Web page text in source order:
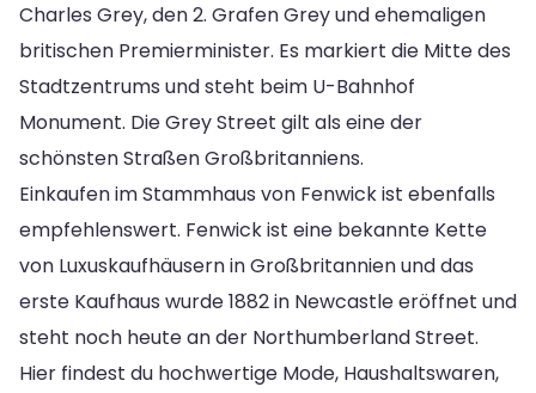
Charles Grey, den 2. Grafen Grey und ehemaligen
britischen Premierminister. Es markiert die Mitte des
Stadtzentrums und steht beim U-Bahnhof
Monument. Die Grey Street gilt als eine der
schönsten Straßen Großbritanniens.
Einkaufen im Stammhaus von Fenwick ist ebenfalls
empfehlenswert. Fenwick ist eine bekannte Kette
von Luxuskaufhäusern in Großbritannien und das
erste Kaufhaus wurde 1882 in Newcastle eröffnet und
steht noch heute an der Northumberland Street.
Hier findest du hochwertige Mode, Haushaltswaren,